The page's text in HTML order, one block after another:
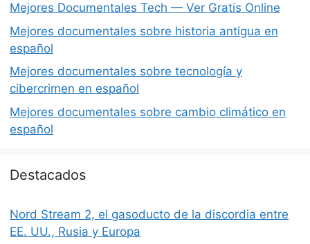
Mejores Documentales Tech — Ver Gratis Online
Mejores documentales sobre historia antigua en
español
Mejores documentales sobre tecnología y
cibercrimen en español
Mejores documentales sobre cambio climático en
español
Destacados
Nord Stream 2, el gasoducto de la discordia entre
EE. UU., Rusia y Europa